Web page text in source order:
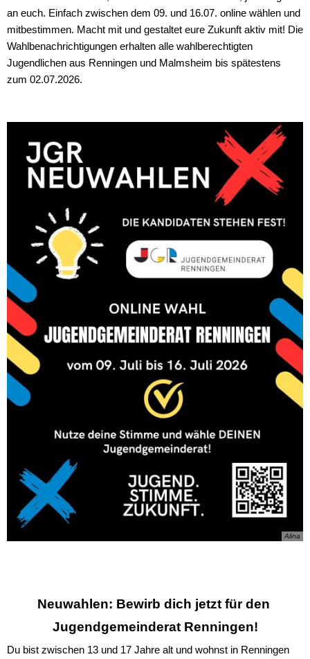
an euch. Einfach zwischen dem 09. und 16.07. online wählen und
mitbestimmen. Macht mit und gestaltet eure Zukunft aktiv mit! Die
Wahlbenachrichtigungen erhalten alle wahlberechtigten
Jugendlichen aus Renningen und Malmsheim bis spätestens
zum 02.07.2026.
Alina
Neuwahlen: Bewirb dich jetzt für den
Jugendgemeinderat Renningen!
Du bist zwischen 13 und 17 Jahre alt und wohnst in Renningen